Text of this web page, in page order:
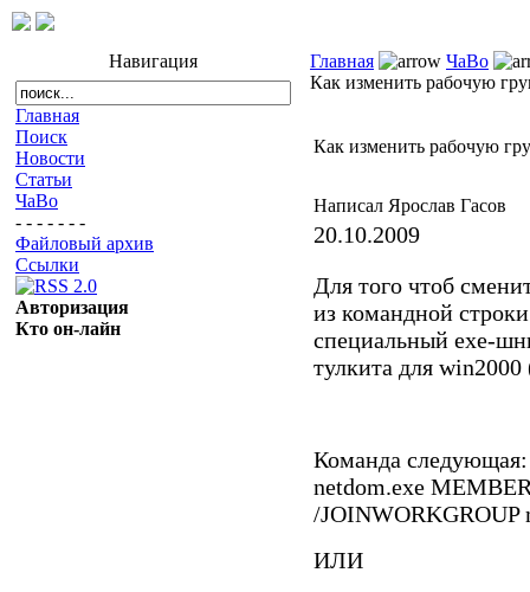
Навигация
Главная
Поиск
Новости
Статьи
ЧаВо
- - - - - - -
Файловый архив
Ссылки
Авторизация
Кто он-лайн
Главная
ЧаВо
Как изменить рабочую
Как изменить рабочую
Написал Ярослав Гасов
20.10.2009
Для того чтоб
из командной
специальный ехе-
тулкита для win2000
Команда следующая:
netdom.exe
/JOINWORKGROUP
ИЛИ